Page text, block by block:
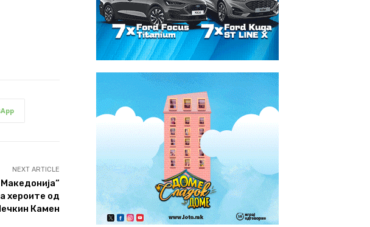
NEXT ARTICLE
хероите од
Камен